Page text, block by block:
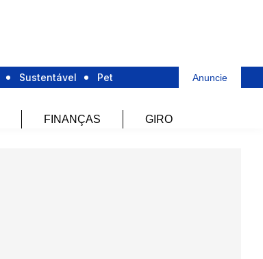
Sustentável Pet Anuncie
FINANÇAS GIRO